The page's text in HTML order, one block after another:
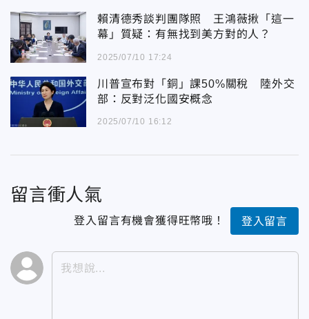
賴清德秀談判團隊照 王鴻薇揪「這一
幕」質疑：有無找到美方對的人？
2025/07/10 17:24
川普宣布對「銅」課50%關稅 陸外交
部：反對泛化國安概念
2025/07/10 16:12
留言衝人氣
登入留言有機會獲得旺幣哦！ 登入留言